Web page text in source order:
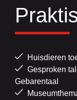
Huisdieren
Gesproken
Gebarentaal